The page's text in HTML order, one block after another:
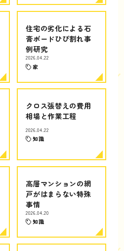
住宅の劣化による石
膏ボードひび割れ事
例研究
2026.04.22
家
クロス張替えの費用
相場と作業工程
2026.04.22
知識
高層マンションの網
戸がはまらない特殊
事情
2026.04.20
知識